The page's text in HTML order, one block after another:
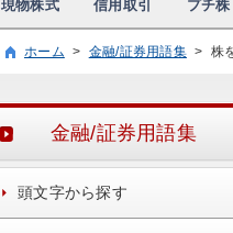
現物株式 信用取引 プチ株
ホーム > 金融/証券用語集 > 株
金融/証券用語集
頭文字から探す